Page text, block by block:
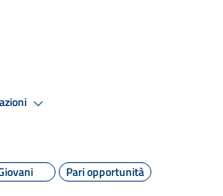
Pari opportunità